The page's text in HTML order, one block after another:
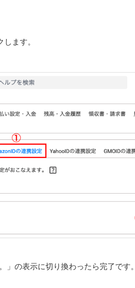
ます。
」の表示に切り換わったら完了です。